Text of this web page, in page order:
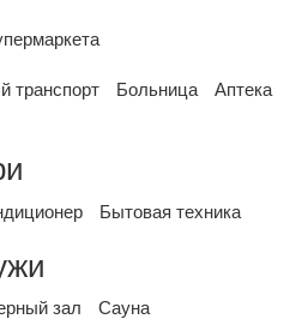
транспорт Больница
Аптека
Бытовая техника
зал
Сауна